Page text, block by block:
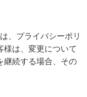
、プライバシーポリ
様は、変更について
継続する場合、その